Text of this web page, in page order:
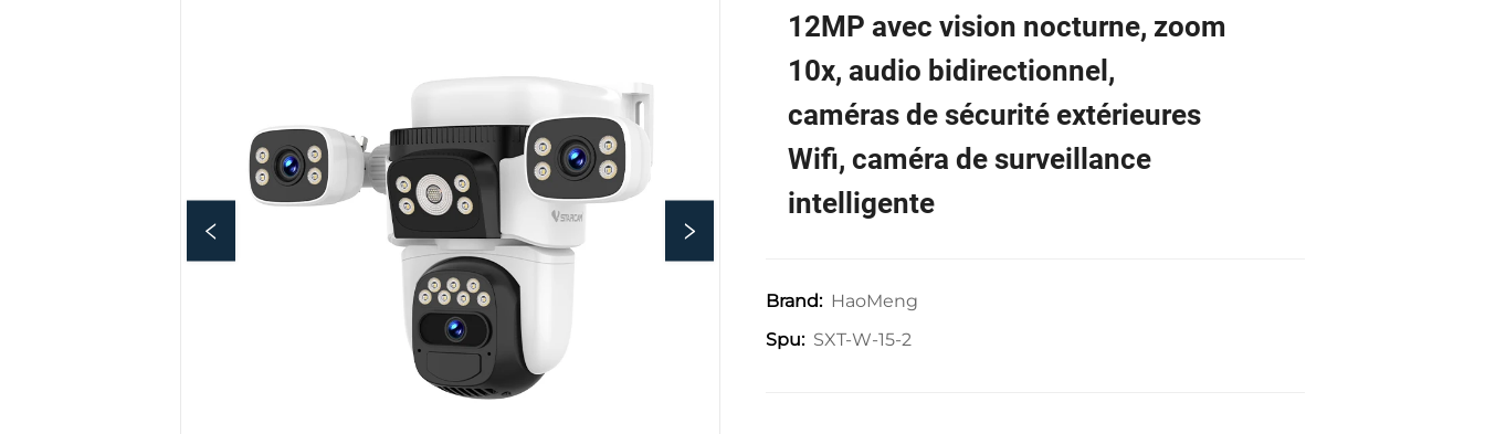
12MP avec vision nocturne, zoom
10x, audio bidirectionnel,
caméras de sécurité extérieures
Wifi, caméra de surveillance
intelligente
Brand: HaoMeng
Spu: SXT-W-15-2